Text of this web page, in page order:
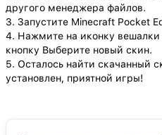
другого менеджера файлов.
3. Запустите Minecraft Pocket
4. Нажмите на иконку
кнопку Выберите новый скин.
5. Осталось найти скачанный
установлен, приятной игры!